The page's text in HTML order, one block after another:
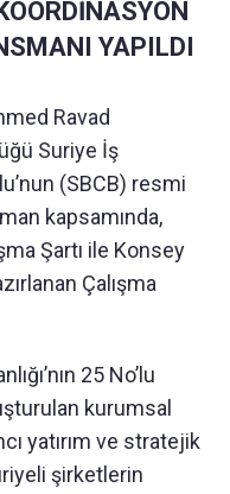
YAPILDI
Ravad
Suriye İş
(SBCB) resmi
kapsamında,
Şartı ile Konsey
Çalışma
25 No’lu
kurumsal
yatırım ve stratejik
şirketlerin